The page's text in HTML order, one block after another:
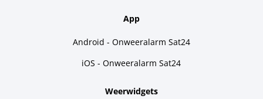
App
Android - Onweeralarm Sat24
iOS - Onweeralarm Sat24
Weerwidgets